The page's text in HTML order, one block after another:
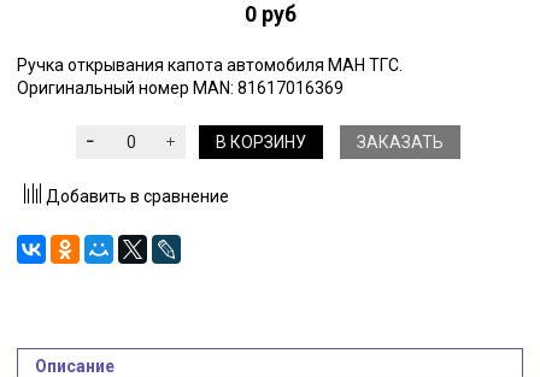
0 руб
Ручка открывания капота автомобиля МАН ТГС.
Оригинальный номер MAN: 81617016369
В КОРЗИНУ ЗАКАЗАТЬ
Добавить в сравнение
Описание